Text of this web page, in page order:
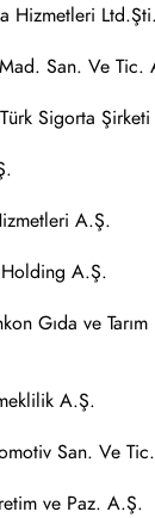
Hizmetleri Ltd.Şti.
San. Ve Tic.
Sigorta Şirketi
A.Ş.
A.Ş.
Gıda ve
A.Ş.
San. Ve
ve Paz. A.Ş.